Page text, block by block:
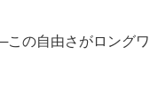
の自由さがロングワ